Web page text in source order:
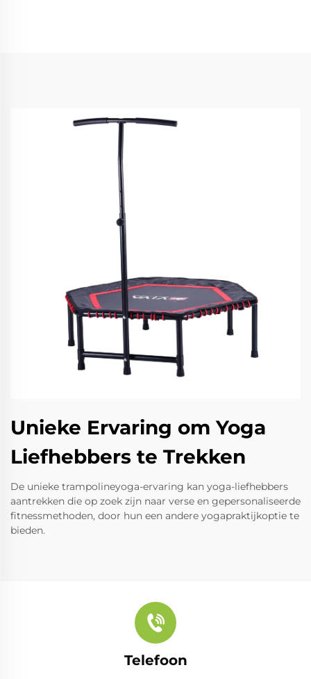
Unieke Ervaring om Yoga
Liefhebbers te Trekken
De unieke trampolineyoga-ervaring kan yoga-liefhebbers
aantrekken die op zoek zijn naar verse en gepersonaliseerde
fitnessmethoden, door hun een andere yogapraktijkoptie te
bieden.
Telefoon